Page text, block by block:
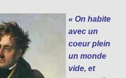
« On habite
avec un
coeur plein
un monde
vide, et